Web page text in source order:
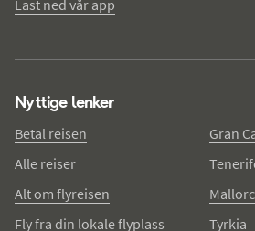
Last ned vår app
Nyttige lenker
Betal reisen
Alle reiser
Alt om flyreisen
Fly fra din lokale flyplass
Gran
Tyrkia